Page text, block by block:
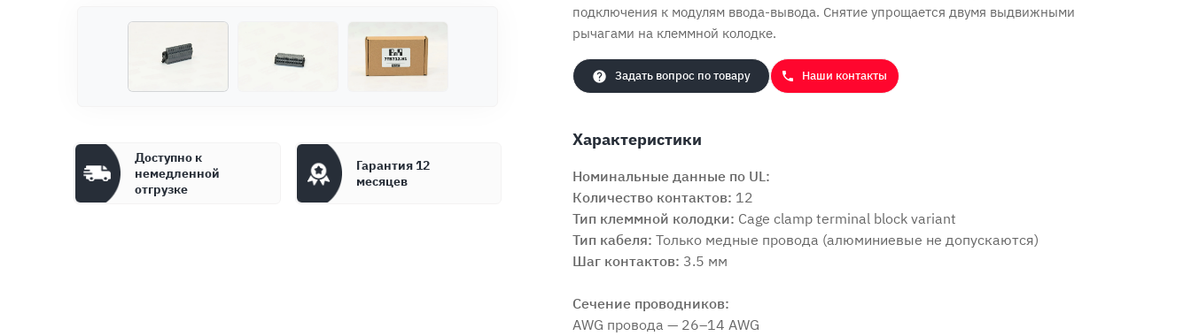
Доступно к
немедленной
отгрузке
Гарантия 12
месяцев
подключения к модулям ввода-вывода. Снятие упрощается двумя выдвижными
рычагами на клеммной колодке.
Задать вопрос по товару Наши контакты
Характеристики
Номинальные данные по UL:
Количество контактов: 12
Тип клеммной колодки: Cage clamp terminal block variant
Тип кабеля: Только медные провода (алюминиевые не допускаются)
Шаг контактов: 3.5 мм
Сечение проводников:
AWG провода — 26–14 AWG